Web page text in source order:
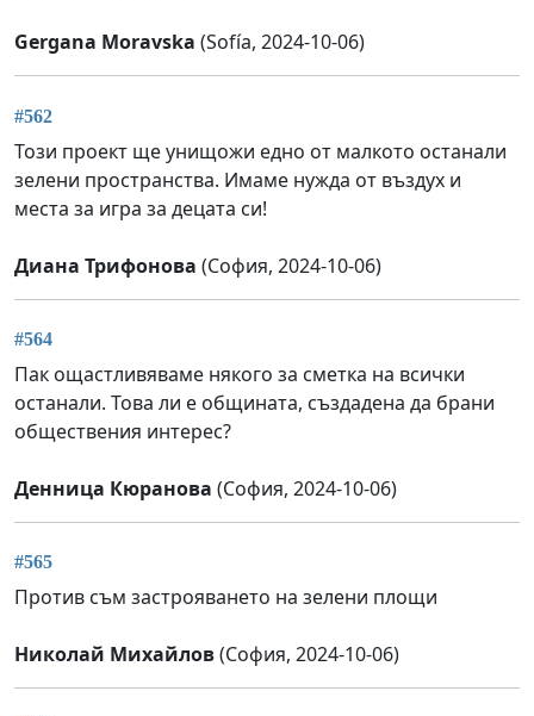
Gergana Moravska (Sofía, 2024-10-06)
#562
Този проект ще унищожи едно от малкото останали
зелени пространства. Имаме нужда от въздух и
места за игра за децата си!
Диана Трифонова (София, 2024-10-06)
#564
Пак ощастливяваме някого за сметка на всички
останали. Това ли е общината, създадена да брани
обществения интерес?
Денница Кюранова (София, 2024-10-06)
#565
Против съм застрояването на зелени площи
Николай Михайлов(София, 2024-10-06)